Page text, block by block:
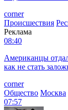
corner
Происшествия
Реклама
08:40
Американцы
как не стать
corner
Общество Москва
07:57